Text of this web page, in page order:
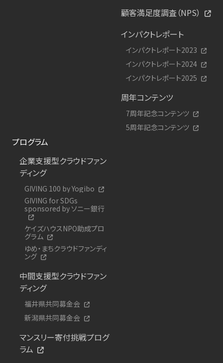
顧客満足度調査（NPS）
インパクトレポート
インパクトレポート2023
インパクトレポート2024
インパクトレポート2025
周年コンテンツ
7周年記念コンテンツ
5周年記念コンテンツ
プログラム
企業支援型クラウドファン
ディング
GIVING 100 by Yogibo
GIVING for SDGs
sponsored by ソニー銀行
ケイズハウスNPO助成プロ
グラム
ゆめ・まちクラウドファンディ
ング
中間支援型クラウドファン
ディング
福井県共同募金会
新潟県共同募金会
マンスリー寄付挑戦プログ
ラム